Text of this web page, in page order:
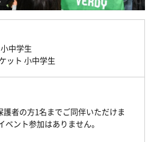
中学生
ット 小中学生
者の方1名までご同伴いただけま
ント参加はありません。